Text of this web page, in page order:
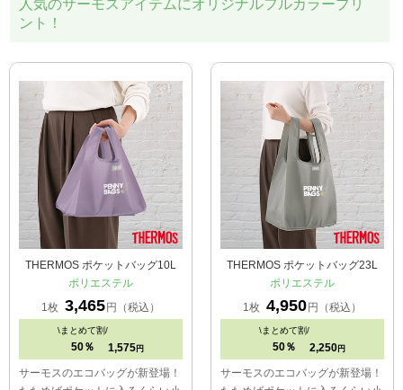
人気のサーモスアイテムにオリジナルフルカラープリ
ント！
THERMOS ポケットバッグ10L
ポリエステル
1枚 3,465円（税込）
\まとめて割/
50％ 1,575円
サーモスのエコバッグが新登場！
THERMOS ポケットバッグ23L
ポリエステル
1枚 4,950円（税込）
\まとめて割/
50％ 2,250円
サーモスのエコバッグが新登場！